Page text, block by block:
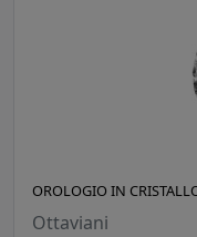
OROLOGIO IN
Ottaviani